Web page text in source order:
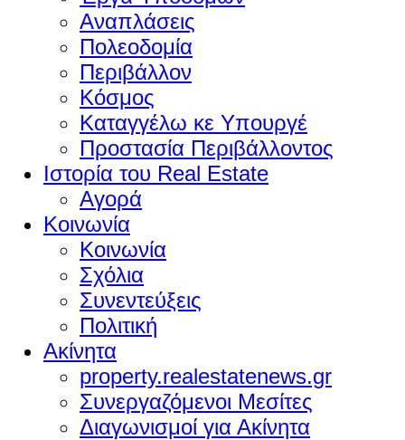
Αναπλάσεις
Πολεοδομία
Περιβάλλον
Κόσμος
Καταγγέλω κε Υπουργέ
Προστασία Περιβάλλοντος
Ιστορία του Real Estate
Αγορά
Κοινωνία
Κοινωνία
Σχόλια
Συνεντεύξεις
Πολιτική
Ακίνητα
property.realestatenews.gr
Συνεργαζόμενοι Μεσίτες
Διαγωνισμοί για Ακίνητα